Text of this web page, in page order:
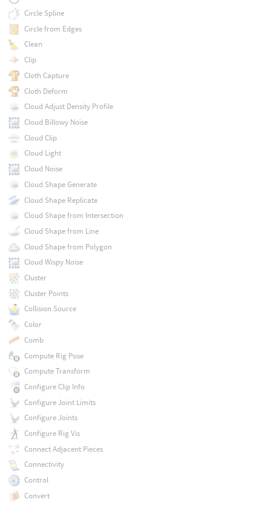
Circle Spline
Circle from Edges
Clean
Clip
Cloth Capture
Cloth Deform
Cloud Adjust Density Profile
Cloud Billowy Noise
Cloud Clip
Cloud Light
Cloud Noise
Cloud Shape Generate
Cloud Shape Replicate
Cloud Shape from Intersection
Cloud Shape from Line
Cloud Shape from Polygon
Cloud Wispy Noise
Cluster
Cluster Points
Collision Source
Color
Comb
Compute Rig Pose
Compute Transform
Configure Clip Info
Configure Joint Limits
Configure Joints
Configure Rig Vis
Connect Adjacent Pieces
Connectivity
Control
Convert